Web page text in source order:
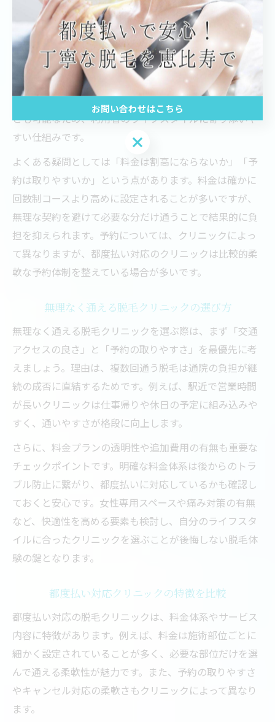
しているケースが多いです。
都度払い脱毛のメリットとよくある疑問
都度払い脱毛の最大のメリットは、気軽に始められて自
分の都合に合わせて通える点です。契約期間の制約がな
く、途中で施術を中断したり、部位を変更したりするこ
とも可能なため、利用者のライフスタイルに寄り添いや
すい仕組みです。
よくある疑問としては「料金は割高にならないか」「予
約は取りやすいか」という点があります。料金は確かに
回数制コースより高めに設定されることが多いですが、
無理な契約を避けて必要な分だけ通うことで結果的に負
担を抑えられます。予約については、クリニックによっ
て異なりますが、都度払い対応のクリニックは比較的柔
軟な予約体制を整えている場合が多いです。
無理なく通える脱毛クリニックの選び方
無理なく通える脱毛クリニックを選ぶ際は、まず「交通
アクセスの良さ」と「予約の取りやすさ」を最優先に考
えましょう。理由は、複数回通う脱毛は通院の負担が継
続の成否に直結するためです。例えば、駅近で営業時間
が長いクリニックは仕事帰りや休日の予定に組み込みや
すく、通いやすさが格段に向上します。
さらに、料金プランの透明性や追加費用の有無も重要な
チェックポイントです。明確な料金体系は後からのトラ
ブル防止に繋がり、都度払いに対応しているかも確認し
ておくと安心です。女性専用スペースや痛み対策の有無
など、快適性を高める要素も検討し、自分のライフスタ
イルに合ったクリニックを選ぶことが後悔しない脱毛体
験の鍵となります。
都度払い対応クリニックの特徴を比較
都度払い対応の脱毛クリニックは、料金体系やサービス
内容に特徴があります。例えば、料金は施術部位ごとに
細かく設定されていることが多く、必要な部位だけを選
んで通える柔軟性が魅力です。また、予約の取りやすさ
やキャンセル対応の柔軟さもクリニックによって異なり
ます。
お問い合わせはこちら
お問い合わせはこちら